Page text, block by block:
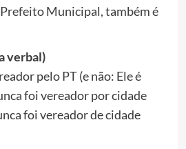
Municipal, também é
verbal)
pelo PT (e não: Ele é
foi vereador por cidade
foi vereador de cidade